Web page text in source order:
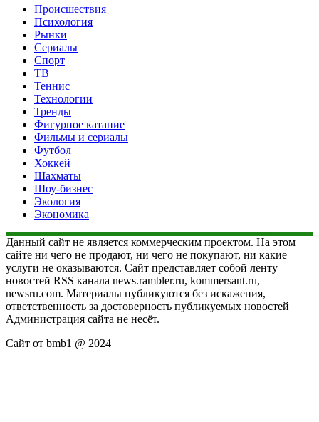
Происшествия
Психология
Рынки
Сериалы
Спорт
ТВ
Теннис
Технологии
Тренды
Фигурное катание
Фильмы и сериалы
Футбол
Хоккей
Шахматы
Шоу-бизнес
Экология
Экономика
Данный сайт не является коммерческим проектом. На этом
сайте ни чего не продают, ни чего не покупают, ни какие
услуги не оказываются. Сайт представляет собой ленту
новостей RSS канала news.rambler.ru, kommersant.ru,
newsru.com. Материалы публикуются без искажения,
ответственность за достоверность публикуемых новостей
Администрация сайта не несёт.
Сайт от bmb1 @ 2024